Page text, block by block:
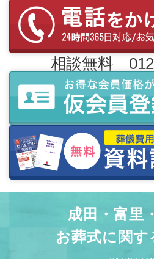
相談無料
成田・富里
お葬式に関す